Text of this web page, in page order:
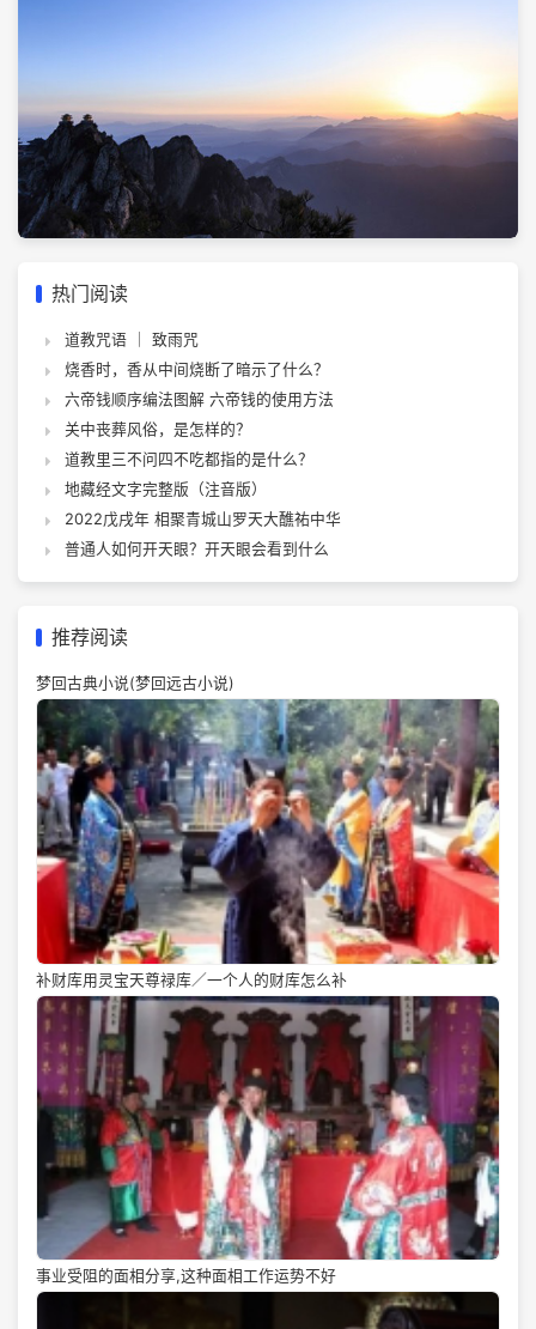
热门阅读
道教咒语 ｜ 致雨咒
烧香时，香从中间烧断了暗示了什么？
六帝钱顺序编法图解 六帝钱的使用方法
关中丧葬风俗，是怎样的？
道教里三不问四不吃都指的是什么？
地藏经文字完整版（注音版）
2022戊戌年 相聚青城山罗天大醮祐中华
普通人如何开天眼？开天眼会看到什么
推荐阅读
梦回古典小说(梦回远古小说)
补财库用灵宝天尊禄库／一个人的财库怎么补
事业受阻的面相分享,这种面相工作运势不好